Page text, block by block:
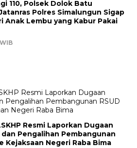
110, Polsek Dolok Batu
Polres Simalungun Sigap
Anak Lembu yang Kabur Pakai
Resmi Laporkan Dugaan
dan Pengalihan Pembangunan
Kejaksaan Negeri Raba Bima